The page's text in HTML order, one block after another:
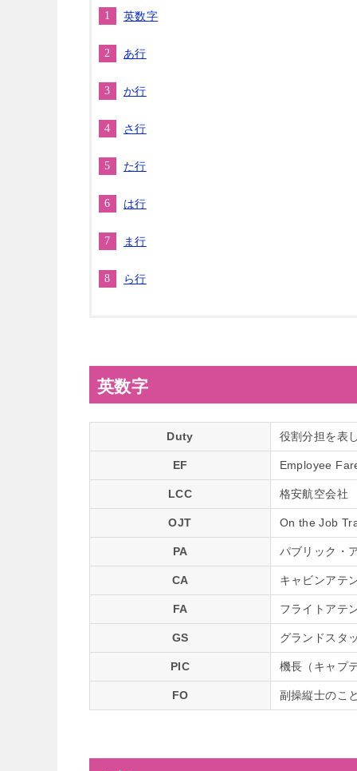
英数字
あ行
か行
さ行
た行
は行
ま行
ら行
英数字
Duty 役割分担を表
EF Employee
LCC 格安航空会社
OJT On the Job
PA パブリック・
CA キャビンアテ
FA フライトアテ
GS グランドスタ
PIC 機長（キャプ
FO 副操縦士のこ